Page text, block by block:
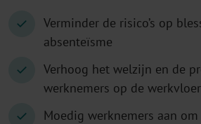
Verminder de risico’s op
absenteïsme
Verhoog het welzijn en de
werknemers op de werkvloer
Moedig werknemers aan